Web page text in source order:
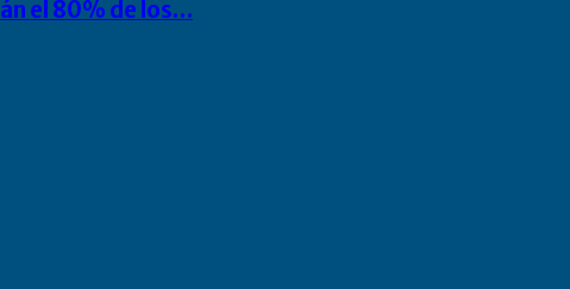
el 80% de los…